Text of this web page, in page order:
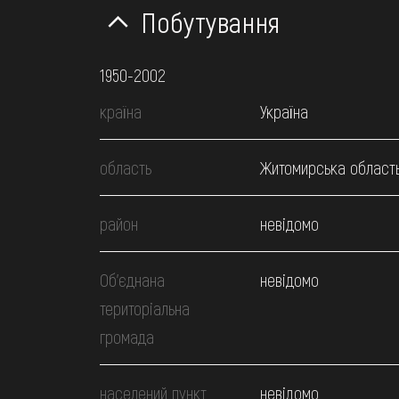
Побутування
1950-2002
країна
Україна
область Житомирська
район невідомо
Об’єднана
територіальна
громада
невідомо
населений пункт невідомо